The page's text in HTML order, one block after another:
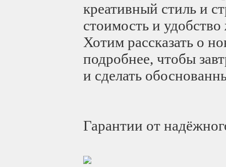
креативный стиль и
стоимость и
Хотим рассказать о
подробнее, чтобы
и сделать
Гарантии от